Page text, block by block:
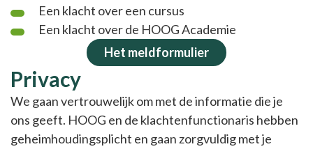
Een klacht over een cursus
Een klacht over de HOOG Academie
Het meldformulier
Privacy
We gaan vertrouwelijk om met de informatie die je
ons geeft. HOOG en de klachtenfunctionaris hebben
geheimhoudingsplicht en gaan zorgvuldig met je